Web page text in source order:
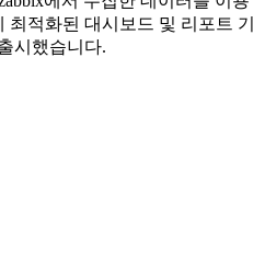
적화된 대시보드 및 리포트 기
시했습니다.